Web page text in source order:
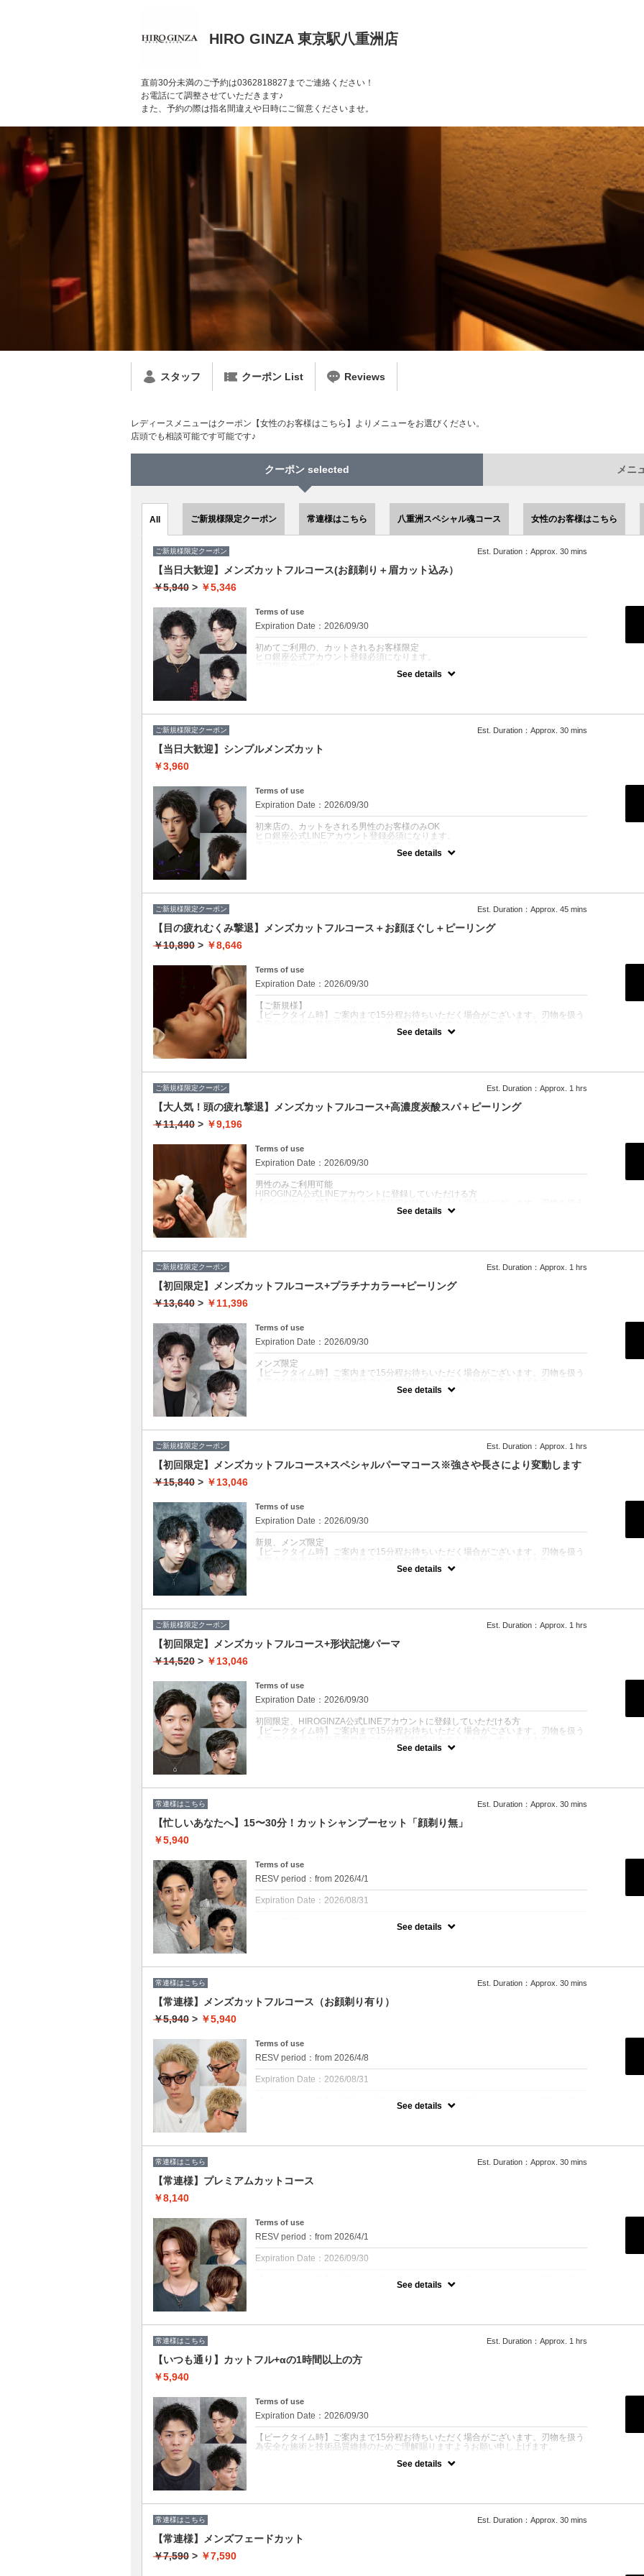
HIRO GINZA 東京駅八重洲店
直前30分未満のご予約は0362818827までご連絡ください！
お電話にて調整させていただきます♪
また、予約の際は指名間違えや日時にご留意くださいませ。
スタッフ クーポン List Reviews
レディースメニューはクーポン【女性のお客様はこちら】よりメニューをお選びください。
店頭でも相談可能です可能です♪
クーポン selected メニ
All ご新規様限定クーポン 常連様はこちら 八重洲スペシャル魂コース 女性のお客様はこちら
ご新規様限定クーポン Est. Duration：Approx. 30 mins
【当日大歓迎】メンズカットフルコース(お顔剃り＋眉カット込み）
￥5,940 > ￥5,346
Terms of use
Expiration Date：2026/09/30
初めてご利用の、カットされるお客様限定
ヒロ銀座公式アカウント登録必須になります。
【ピークタイム時】ご案内まで15分程お待ちいただく場合がございます。刃物を扱う
◆第一印象を上げたいビジネスマンにも人気
See details
ご新規様限定クーポン Est. Duration：Approx. 30 mins
【当日大歓迎】シンプルメンズカット
￥3,960
Terms of use
Expiration Date：2026/09/30
初来店の、カットをされる男性のお客様のみOK
ヒロ銀座公式LINEアカウント登録必須になります。
【ピークタイム時】ご案内まで15分程お待ちいただく場合がございます。刃物を扱う
◆フェードやスキンフェードにも変更可能※フェード+1,100円スキンフェード+1,650
See details
ご新規様限定クーポン Est. Duration：Approx. 45 mins
【目の疲れむくみ撃退】メンズカットフルコース＋お顔ほぐし＋ピーリング
￥10,890 > ￥8,646
Terms of use
Expiration Date：2026/09/30
【ご新規様】
【ピークタイム時】ご案内まで15分程お待ちいただく場合がございます。刃物を扱う
お顔の詰まった老廃物をリンパからしっかり流し、目の疲労回復、むくみ、保湿、効
See details
ご新規様限定クーポン Est. Duration：Approx. 1 hrs
【大人気！頭の疲れ撃退】メンズカットフルコース+高濃度炭酸スパ＋ピーリング
￥11,440 > ￥9,196
Terms of use
Expiration Date：2026/09/30
男性のみご利用可能
HIROGINZA公式LINEアカウントに登録していただける方
為安全な施術と技術品質維持のためご理解賜りますようお願い申し上げます。
カットが終わりましたらシェービング、ピーリング後、頭皮専用の炭酸パックをさせ
See details
ご新規様限定クーポン Est. Duration：Approx. 1 hrs
【初回限定】メンズカットフルコース+プラチナカラー+ピーリング
￥13,640 > ￥11,396
Terms of use
Expiration Date：2026/09/30
メンズ限定
【ピークタイム時】ご案内まで15分程お待ちいただく場合がございます。刃物を扱う
髪色を変えて第一印象を格上げしたい方におすすめです！
See details
ご新規様限定クーポン Est. Duration：Approx. 1 hrs
【初回限定】メンズカットフルコース+スペシャルパーマコース※強さや長さにより変動します
￥15,840 > ￥13,046
Terms of use
Expiration Date：2026/09/30
新規、メンズ限定
【ピークタイム時】ご案内まで15分程お待ちいただく場合がございます。刃物を扱う
今どきのトレンドパーマから王道スタイルまで、幅広く対応します！
スパイラル／ツイスト／ツイストスパイラル／ピンパーマ／ラルフカール／スペイン
※髪の長さ・パーマの種類により料金変動あり
See details
ご新規様限定クーポン Est. Duration：Approx. 1 hrs
【初回限定】メンズカットフルコース+形状記憶パーマ
￥14,520 > ￥13,046
Terms of use
Expiration Date：2026/09/30
初回限定、HIROGINZA公式LINEアカウントに登録していただける方
【ピークタイム時】ご案内まで15分程お待ちいただく場合がございます。刃物を扱う
ドライヤーで乾かすだけで形ができます！
See details
常連様はこちら Est. Duration：Approx. 30 mins
【忙しいあなたへ】15〜30分！カットシャンプーセット「顔剃り無」
￥5,940
Terms of use
RESV period：from 2026/4/1
Expiration Date：2026/08/31
【ピークタイム時】ご案内まで15分程お待ちいただく場合がございます。刃物を扱う
See details
常連様はこちら Est. Duration：Approx. 30 mins
【常連様】メンズカットフルコース（お顔剃り有り）
￥5,940 > ￥5,940
Terms of use
RESV period：from 2026/4/8
Expiration Date：2026/08/31
【ピークタイム時】ご案内まで15分程お待ちいただく場合がございます。刃物を扱う
為安全な施術と技術品質維持のためご理解賜りますようお願い申し上げます。
〈カット+シャンプー+シェービング+眉毛カット+肩マッサージ＋セット〉
◆清潔感・爽快感を重視したい方におすすめ
◆フェードやスキンフェードにも変更可能※フェード+1,100円スキンフェード+1,650
See details
常連様はこちら Est. Duration：Approx. 30 mins
【常連様】プレミアムカットコース
￥8,140
Terms of use
RESV period：from 2026/4/1
Expiration Date：2026/09/30
【ピークタイム時】ご案内まで15分程お待ちいただく場合がございます。刃物を扱う
為安全な施術と技術品質維持のためご理解賜りますようお願い申し上げます。
〈カット+シャンプー+シェービング+眉毛カット+高保湿パック+肩マッサージ+セッ
通常の顔剃りよりも広範囲（額・鼻・首まで）を丁寧にシェービング。
仕上げはコラーゲン・プラセンタ・ヒト幹細胞配合の高保湿パックで、ハリと潤いの
ある肌へ導きます。
See details
常連様はこちら Est. Duration：Approx. 1 hrs
【いつも通り】カットフル+αの1時間以上の方
￥5,940
Terms of use
Expiration Date：2026/09/30
【ピークタイム時】ご案内まで15分程お待ちいただく場合がございます。刃物を扱う
為安全な施術と技術品質維持のためご理解賜りますようお願い申し上げます。
See details
常連様はこちら Est. Duration：Approx. 30 mins
【常連様】メンズフェードカット
￥7,590 > ￥7,590